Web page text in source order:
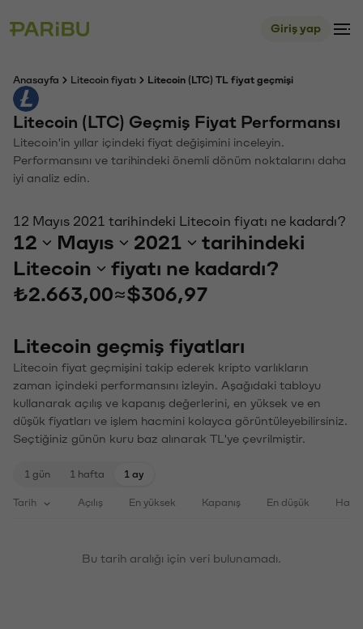
Giriş yap
Anasayfa Litecoin fiyatı Litecoin (LTC) TL fiyat geçmişi
Litecoin (LTC) Geçmiş Fiyat Performansı
Litecoin'in yıllar içindeki fiyat değişimini inceleyin.
Performansını ve tarihindeki önemli dönüm noktalarını daha
iyi analiz edin.
12 Mayıs 2021 tarihindeki Litecoin fiyatı ne kadardı?
12 Mayıs 2021
tarihindeki
Litecoin
fiyatı ne kadardı?
₺2.663,00≈$306,97
Litecoin geçmiş fiyatları
Litecoin fiyat geçmişini takip ederek kripto varlıkların
zaman içindeki performansını izleyin. Aşağıdaki tabloyu
kullanarak açılış ve kapanış değerlerini, en yüksek ve en
düşük fiyatları ve işlem hacmini kolayca görüntüleyebilirsiniz.
Seçtiğiniz günün kuru baz alınarak TL'ye çevrilmiştir.
1 gün 1 hafta 1 ay
Tarih Açılış En yüksek Kapanış En düşük
Bu tarih aralığı için veri bulunamadı.